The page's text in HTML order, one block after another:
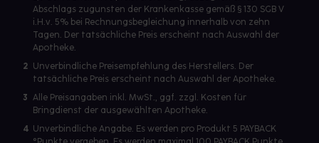
Abschlags zugunsten der Krankenkasse gemäß § 130 SGB V
i.H.v. 5% bei Rechnungsbegleichung innerhalb von zehn
Tagen. Der tatsächliche Preis erscheint nach Auswahl der
Apotheke.
2 Unverbindliche Preisempfehlung des Herstellers. Der
tatsächliche Preis erscheint nach Auswahl der Apotheke.
3 Alle Preisangaben inkl. MwSt., ggf. zzgl. Kosten für
Bringdienst der ausgewählten Apotheke.
4 Unverbindliche Angabe. Es werden pro Produkt 5 PAYBACK